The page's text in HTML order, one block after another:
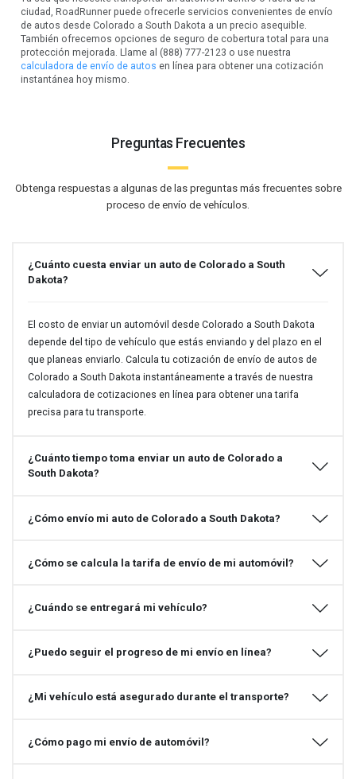
ciudad, RoadRunner puede ofrecerle servicios convenientes de envío
de autos desde Colorado a South Dakota a un precio asequible.
También ofrecemos opciones de seguro de cobertura total para una
protección mejorada. Llame al (888) 777-2123 o use nuestra
calculadora de envío de autos en línea para obtener una cotización
instantánea hoy mismo.
Preguntas Frecuentes
Obtenga respuestas a algunas de las preguntas más frecuentes sobre
proceso de envío de vehículos.
¿Cuánto cuesta enviar un auto de Colorado a South
Dakota?
El costo de enviar un automóvil desde Colorado a South Dakota
depende del tipo de vehículo que estás enviando y del plazo en el
que planeas enviarlo. Calcula tu cotización de envío de autos de
Colorado a South Dakota instantáneamente a través de nuestra
calculadora de cotizaciones en línea para obtener una tarifa
precisa para tu transporte.
¿Cuánto tiempo toma enviar un auto de Colorado a
South Dakota?
¿Cómo envío mi auto de Colorado a South Dakota?
¿Cómo se calcula la tarifa de envío de mi automóvil?
¿Cuándo se entregará mi vehículo?
¿Puedo seguir el progreso de mi envío en línea?
¿Mi vehículo está asegurado durante el transporte?
¿Cómo pago mi envío de automóvil?